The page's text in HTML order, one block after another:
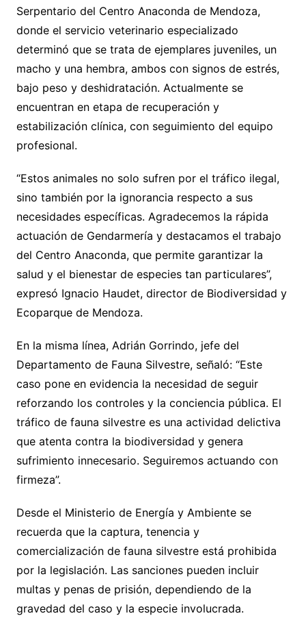
Serpentario del Centro Anaconda de Mendoza,
donde el servicio veterinario especializado
determinó que se trata de ejemplares juveniles, un
macho y una hembra, ambos con signos de estrés,
bajo peso y deshidratación. Actualmente se
encuentran en etapa de recuperación y
estabilización clínica, con seguimiento del equipo
profesional.
“Estos animales no solo sufren por el tráfico ilegal,
sino también por la ignorancia respecto a sus
necesidades específicas. Agradecemos la rápida
actuación de Gendarmería y destacamos el trabajo
del Centro Anaconda, que permite garantizar la
salud y el bienestar de especies tan particulares”,
expresó Ignacio Haudet, director de Biodiversidad y
Ecoparque de Mendoza.
En la misma línea, Adrián Gorrindo, jefe del
Departamento de Fauna Silvestre, señaló: “Este
caso pone en evidencia la necesidad de seguir
reforzando los controles y la conciencia pública. El
tráfico de fauna silvestre es una actividad delictiva
que atenta contra la biodiversidad y genera
sufrimiento innecesario. Seguiremos actuando con
firmeza”.
Desde el Ministerio de Energía y Ambiente se
recuerda que la captura, tenencia y
comercialización de fauna silvestre está prohibida
por la legislación. Las sanciones pueden incluir
multas y penas de prisión, dependiendo de la
gravedad del caso y la especie involucrada.